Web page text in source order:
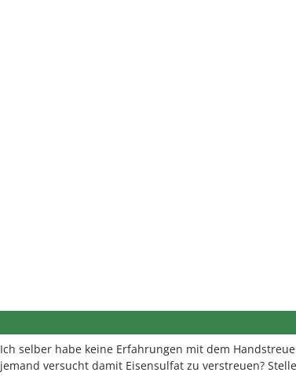
Ich selber habe keine Erfahrungen mit dem
jemand versucht damit Eisensulfat zu verstreuen?